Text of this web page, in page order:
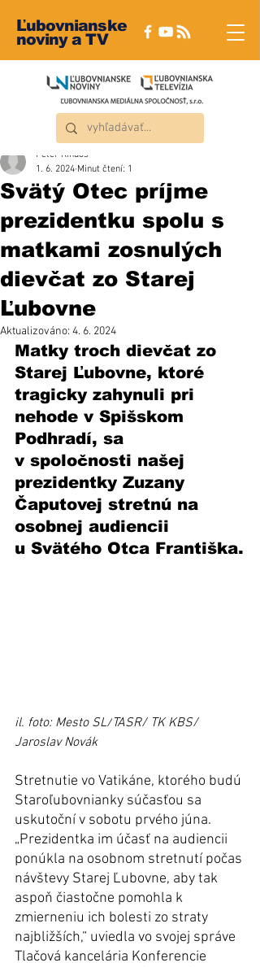
Ľubovnianske
noviny a TV
Svätý Otec príjme
prezidentku spolu s
matkami zosnulých
dievčat zo Starej
Ľubovne
Peter Rindoš
1. 6. 2024 Minut čtení: 1
Aktualizováno: 4. 6. 2024
Matky troch dievčat zo
Starej Ľubovne, ktoré
tragicky zahynuli pri
nehode v Spišskom
Podhradí, sa
v spoločnosti našej
prezidentky Zuzany
Čaputovej stretnú na
osobnej audiencii
u Svätého Otca Františka.
il. foto: Mesto SL/TASR/ TK KBS/
Jaroslav Novák
Stretnutie vo Vatikáne, ktorého budú
Staroľubovnianky súčasťou sa
uskutoční v sobotu prvého júna.
„Prezidentka im účasť na audiencii
ponúkla na osobnom stretnutí počas
návštevy Starej Ľubovne, aby tak
aspoň čiastočne pomohla k
zmierneniu ich bolesti zo straty
najbližších,“ uviedla vo svojej správe
Tlačová kancelária Konferencie